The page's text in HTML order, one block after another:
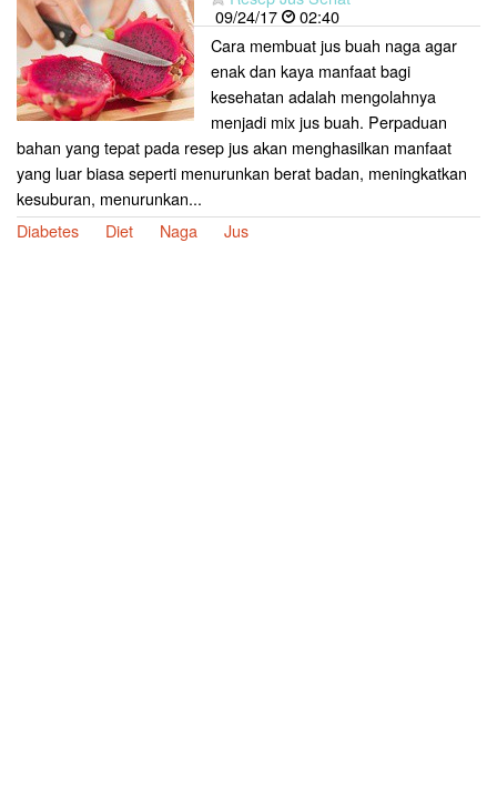
09/24/17
02:40
Cara membuat jus buah naga agar
enak dan kaya manfaat bagi
kesehatan adalah mengolahnya
menjadi mix jus buah. Perpaduan
bahan yang tepat pada resep jus akan menghasilkan manfaat
yang luar biasa seperti menurunkan berat badan, meningkatkan
kesuburan, menurunkan...
Diabetes
Diet Naga Jus